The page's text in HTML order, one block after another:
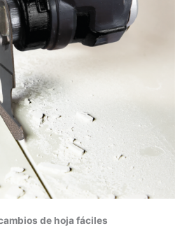
de hoja fáciles